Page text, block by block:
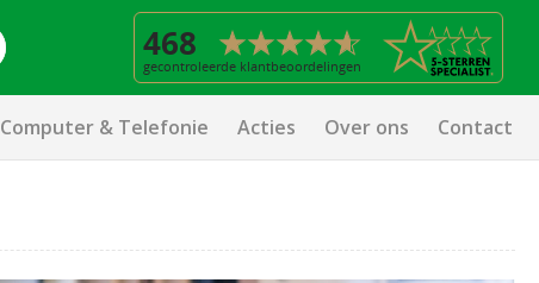
Computer & Telefonie Acties Over ons Contact